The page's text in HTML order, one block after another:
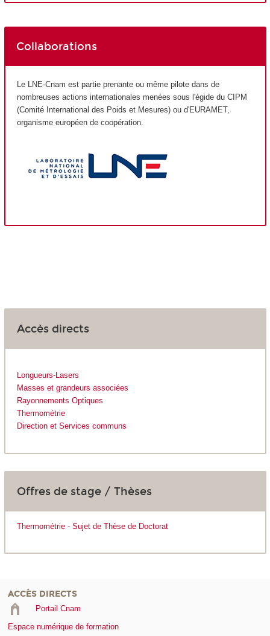
Collaborations
Le LNE-Cnam est partie prenante ou même pilote dans de
nombreuses actions internationales menées sous l'égide du CIPM
(Comité International des Poids et Mesures) ou d'EURAMET,
organisme européen de coopération.
Accès directs
Longueurs-Lasers
Masses et grandeurs associées
Rayonnements Optiques
Thermométrie
Direction et Services communs
Offres de stage / Thèses
Thermométrie - Sujet de Thèse de Doctorat
ACCÈS DIRECTS
Portail Cnam
Espace numérique de formation